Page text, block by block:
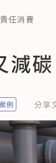
責任消費
減
例 分享